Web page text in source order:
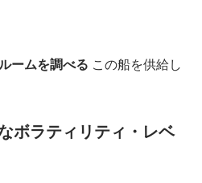
ームを調べる この船を供給し
ボラティリティ・レベ